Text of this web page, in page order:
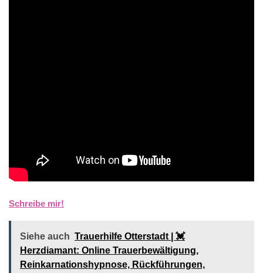
Schreibe mir!
Siehe auch Trauerhilfe Otterstadt | 💓️️
Herzdiamant: Online Trauerbewältigung,
Reinkarnationshypnose, Rückführungen,